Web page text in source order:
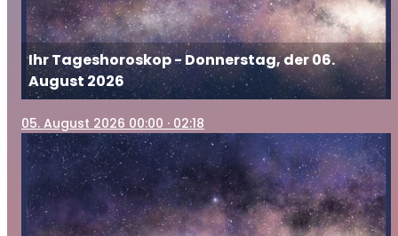
Ihr Tageshoroskop - Donnerstag, der 06.
August 2026
05. August 2026 00:00 · 02:18